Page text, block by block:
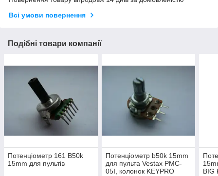
Всі умови повернення
Подібні товари компанії
Потенціометр 161 B50k
15mm для пультів
Потенціометр b50k 15mm
для пульта Vestax PMC-
05I, колонок KEYPRO
BIG